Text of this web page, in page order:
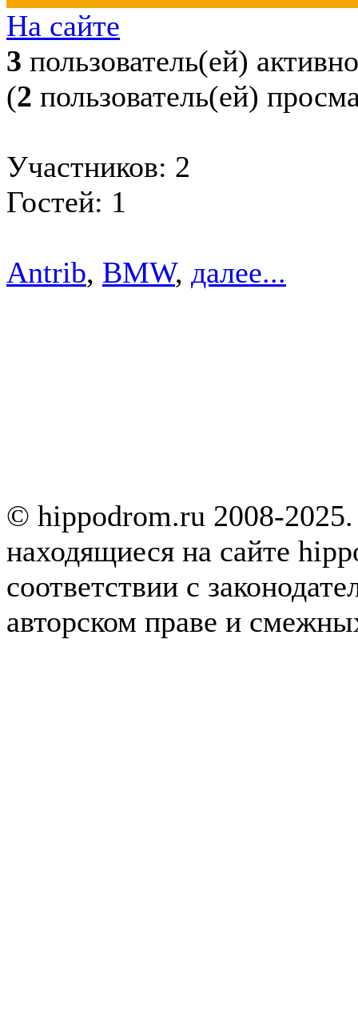
На сайте
3 пользователь(ей) активно
(2 пользователь(ей)
Участников: 2
Гостей: 1
Antrib, BMW, далее...
© hippodrom.ru 2008-
находящиеся на сайте
соответствии с
авторском праве и